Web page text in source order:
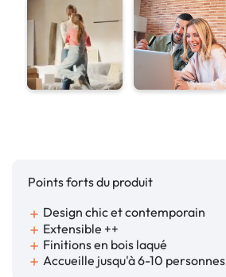
Points forts du produit
add Design chic et contemporain
add Extensible ++
add Finitions en bois laqué
add Accueille jusqu'à 6-10 personnes